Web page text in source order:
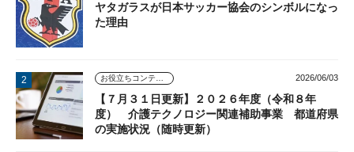
ヤタガラスが日本サッカー協会のシンボルになっ
た理由
お役立ちコンテンツ 2026/06/03
【７月３１日更新】２０２６年度（令和８年
度） 介護テクノロジー関連補助事業 都道府県
の実施状況（随時更新）